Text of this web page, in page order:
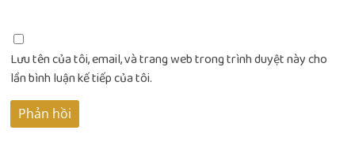
Lưu tên của tôi, email, và trang web trong trình duyệt này cho
lần bình luận kế tiếp của tôi.